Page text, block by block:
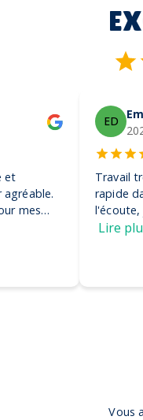
ED Emmanuel De
2024-12-04
Travail très pro,
rapide dans la
l'écoute, je
Vous